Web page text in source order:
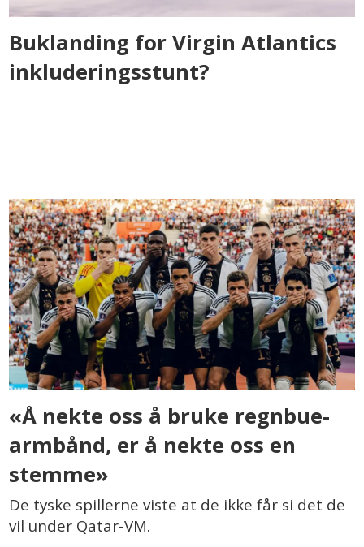
Buklanding for Virgin Atlantics
inkluderingsstunt?
«Å nekte oss å bruke regnbue-
armbånd, er å nekte oss en
stemme»
De tyske spillerne viste at de ikke får si det de
vil under Qatar-VM.